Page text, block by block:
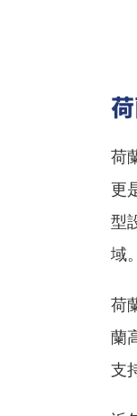
荷
更
型
域。
荷
蘭
支